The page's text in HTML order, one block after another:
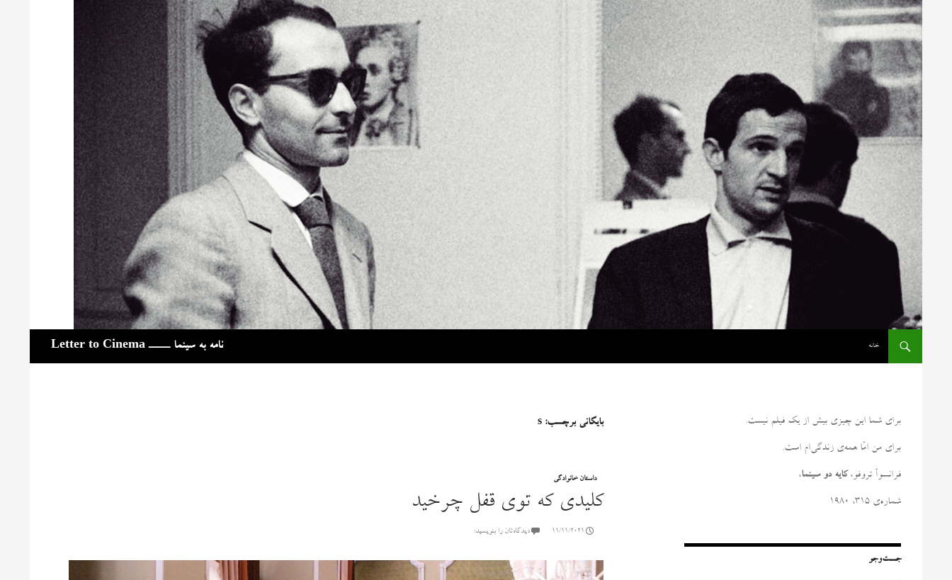
نامه به سینما ـــــ Letter to Cinema
خانه
بایگانی برچسب: s
داستان خانوادگی
کلیدی که توی قفل چرخید
11/11/2021 دیدگاه‌تان را بنویسید:
برای شما این چیزی بیش از یک فیلم نیست.
برای من امّا همه‌ی زندگی‌ام است.
فرانسوآ تروفو، کایه دو سینما،
شماره‌ی ۳۱۵، ۱۹۸۰
جست‌وجو